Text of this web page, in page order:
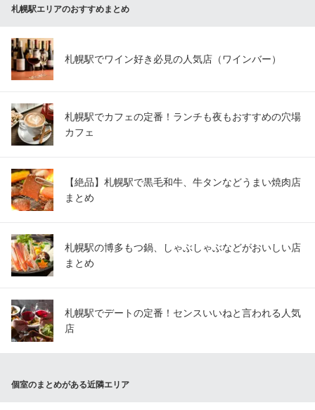
札幌駅エリアのおすすめまとめ
札幌駅でワイン好き必見の人気店（ワインバー）
札幌駅でカフェの定番！ランチも夜もおすすめの穴場
カフェ
【絶品】札幌駅で黒毛和牛、牛タンなどうまい焼肉店
まとめ
札幌駅の博多もつ鍋、しゃぶしゃぶなどがおいしい店
まとめ
札幌駅でデートの定番！センスいいねと言われる人気
店
個室のまとめがある近隣エリア